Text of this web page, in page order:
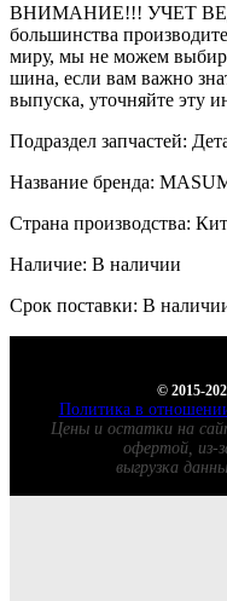
ВНИМАНИЕ!!! УЧЕТ
большинства
миру, мы не можем
шина, если вам важно
выпуска, уточняйте эту
Подраздел запчастей:
Название бренда:
Страна производства:
Наличие: В наличии
Срок поставки: В
© 2015-
Политика в
Цены и остатки на
офертой, из-
выгрузка